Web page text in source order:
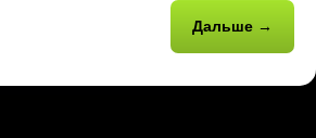
Дальше →